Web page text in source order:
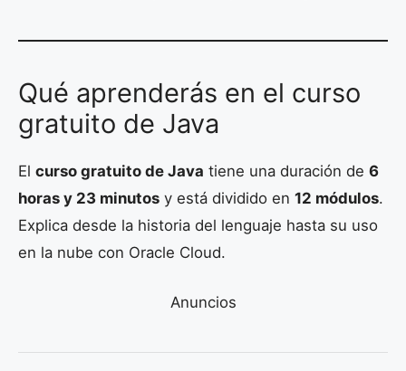
Qué aprenderás en el curso
gratuito de Java
El curso gratuito de Java tiene una duración de 6
horas y 23 minutos y está dividido en 12 módulos.
Explica desde la historia del lenguaje hasta su uso
en la nube con Oracle Cloud.
Anuncios